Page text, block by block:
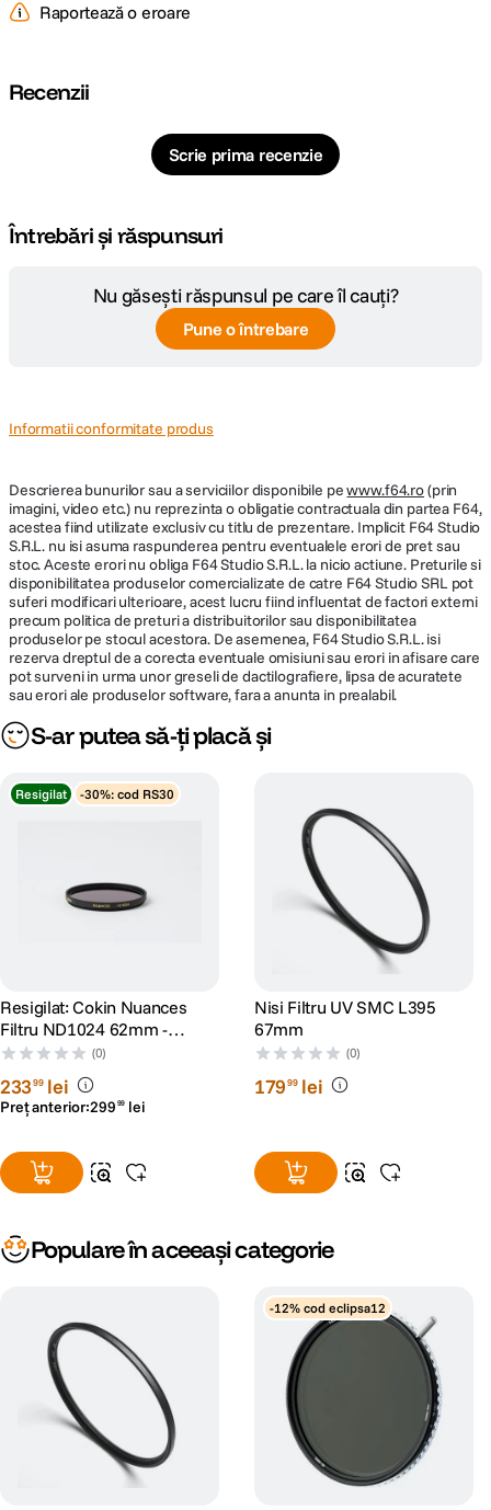
Raportează o eroare
Recenzii
Scrie prima recenzie
Întrebări și răspunsuri
Nu găsești răspunsul pe care îl cauți?
Pune o întrebare
Informatii conformitate produs
Descrierea bunurilor sau a serviciilor disponibile pewww.f64.ro(prin
imagini, video etc.) nu reprezinta o obligatie contractuala din partea F64,
acestea fiind utilizate exclusiv cu titlu de prezentare. Implicit F64 Studio
S.R.L. nu isi asuma raspunderea pentru eventualele erori de pret sau
stoc. Aceste erori nu obliga F64 Studio S.R.L. la nicio actiune. Preturile si
disponibilitatea produselor comercializate de catre F64 Studio SRL pot
suferi modificari ulterioare, acest lucru fiind influentat de factori externi
precum politica de preturi a distribuitorilor sau disponibilitatea
produselor pe stocul acestora. De asemenea, F64 Studio S.R.L. isi
rezerva dreptul de a corecta eventuale omisiuni sau erori in afisare care
pot surveni in urma unor greseli de dactilografiere, lipsa de acuratete
sau erori ale produselor software, fara a anunta in prealabil.
S-ar putea să-ți placă și
Resigilat -30%: cod RS30
Resigilat: Cokin Nuances
Filtru ND1024 62mm -
RS125041423-1
(0)
23399 lei
Preț anterior:299 99 lei
Nisi Filtru UV SMC L395
67mm
(0)
17999 lei
Populare în aceeași categorie
-12% cod eclipsa12